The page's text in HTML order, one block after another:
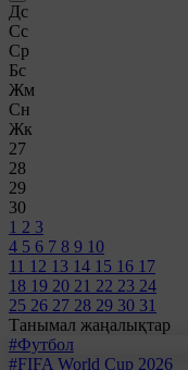
Дс
Сс
Ср
Бс
Жм
Сн
Жк
27
28
29
30
1 2 3
4 5 6 7 8 9 10
11 12 13 14 15 16 17
18 19 20 21 22 23 24
25 26 27 28 29 30 31
Танымал жаңалықтар
#Футбол
#FIFA World Cup 2026